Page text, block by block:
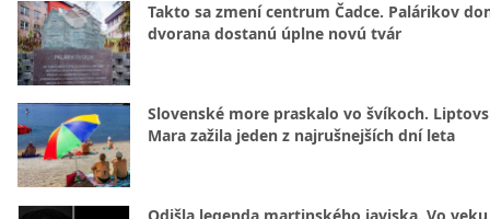
Takto sa zmení centrum Čadce. Palárikov
dvorana dostanú úplne novú tvár
Slovenské more praskalo vo švíkoch.
Mara zažila jeden z najrušnejších dní leta